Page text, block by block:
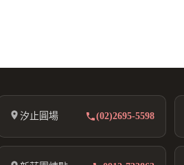
汐止圓場 (02)2695-5598